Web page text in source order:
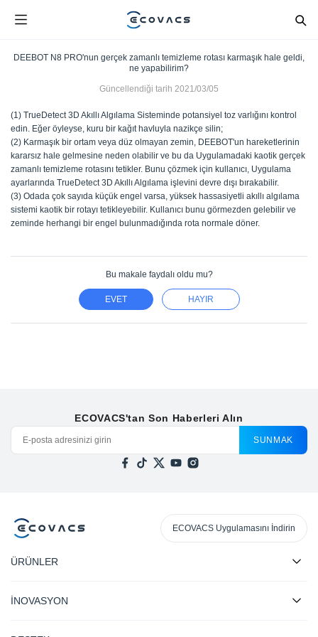
DEEBOT N8 PRO'nun gerçek zamanlı temizleme rotası karmaşık hale geldi,
ne yapabilirim?
Güncellendiği tarih 2021/03/05
(1) TrueDetect 3D Akıllı Algılama Sisteminde potansiyel toz varlığını kontrol
edin. Eğer öyleyse, kuru bir kağıt havluyla nazikçe silin;
(2) Karmaşık bir ortam veya düz olmayan zemin, DEEBOT'un hareketlerinin
kararsız hale gelmesine neden olabilir ve bu da Uygulamadaki kaotik gerçek
zamanlı temizleme rotasını tetikler. Bunu çözmek için kullanıcı, Uygulama
ayarlarında TrueDetect 3D Akıllı Algılama işlevini devre dışı bırakabilir.
(3) Odada çok sayıda küçük engel varsa, yüksek hassasiyetli akıllı algılama
sistemi kaotik bir rotayı tetikleyebilir. Kullanıcı bunu görmezden gelebilir ve
zeminde herhangi bir engel bulunmadığında rota normale döner.
Bu makale faydalı oldu mu?
EVET HAYIR
ECOVACS'tan Son Haberleri Alın
SUNMAK
ECOVACS Uygulamasını İndirin
ÜRÜNLER
İNOVASYON